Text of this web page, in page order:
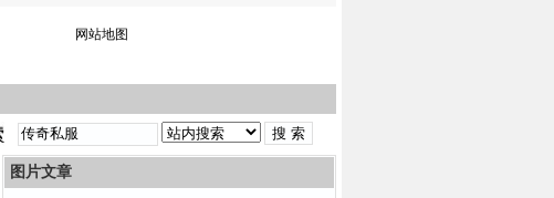
网站地图
图片文章